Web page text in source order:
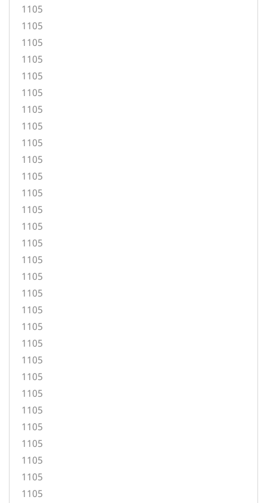
1105
1105
1105
1105
1105
1105
1105
1105
1105
1105
1105
1105
1105
1105
1105
1105
1105
1105
1105
1105
1105
1105
1105
1105
1105
1105
1105
1105
1105
1105